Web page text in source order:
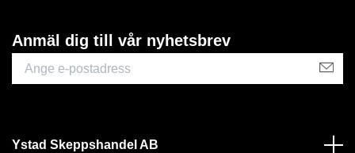
Anmäl dig till vår nyhetsbrev
Ystad Skeppshandel AB